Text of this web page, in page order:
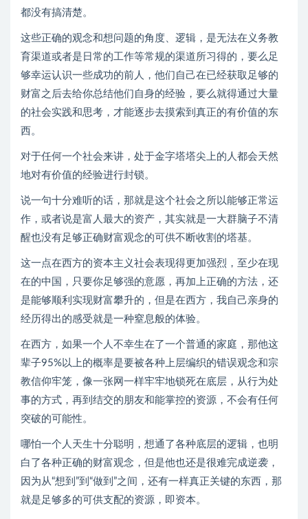
都没有搞清楚。
这些正确的观念和想问题的角度、逻辑，是无法在义务教
育渠道或者是日常的工作等常规的渠道所习得的，要么足
够幸运认识一些成功的前人，他们自己在已经获取足够的
财富之后去给你总结他们自身的经验，要么就得通过大量
的社会实践和思考，才能逐步去摸索到真正的有价值的东
西。
对于任何一个社会来讲，处于金字塔塔尖上的人都会天然
地对有价值的经验进行封锁。
说一句十分难听的话，那就是这个社会之所以能够正常运
作，或者说是富人最大的资产，其实就是一大群脑子不清
醒也没有足够正确财富观念的可供不断收割的塔基。
这一点在西方的资本主义社会表现得更加强烈，至少在现
在的中国，只要你足够强的意愿，再加上正确的方法，还
是能够顺利实现财富攀升的，但是在西方，我自己亲身的
经历得出的感受就是一种窒息般的体验。
在西方，如果一个人不幸生在了一个普通的家庭，那他这
辈子95%以上的概率是要被各种上层编织的错误观念和宗
教信仰牢笼，像一张网一样牢牢地锁死在底层，从行为处
事的方式，再到结交的朋友和能掌控的资源，不会有任何
突破的可能性。
哪怕一个人天生十分聪明，想通了各种底层的逻辑，也明
白了各种正确的财富观念，但是他也还是很难完成逆袭，
因为从“想到”到“做到”之间，还有一样真正关键的东西，那
就是足够多的可供支配的资源，即资本。